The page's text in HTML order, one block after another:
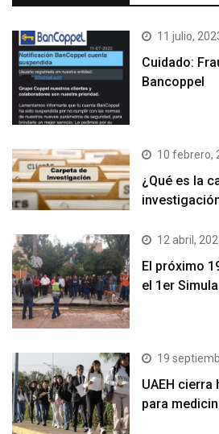
11 julio,
Cuidado:
Bancoppel
10 febrero,
¿Qué es la
12 abril,
El próximo
el 1er
19
UAEH
para